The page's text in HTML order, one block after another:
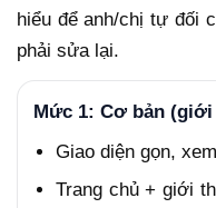
hiểu để anh/chị tự đối
phải sửa lại.
Mức 1: Cơ bản
Giao diện gọn,
Trang chủ + giới